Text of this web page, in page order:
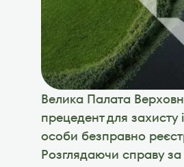
Велика Палата
прецедент для захисту
особи безправно
Розглядаючи справу